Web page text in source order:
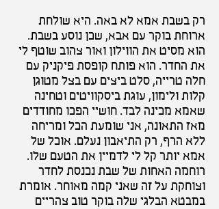
רק בשבת אמא לא באה. היא שולחת
ארוחת בוקר עם אבא, שכן נוסע בשבת.
הוא מסיט את הווילון ואור צהוב שוטף לי
את החדר. הוא פותח קופסת פיקניק עם
חלה טרייה, סלט ביצים עם בצל מטוגן
קלות ולימון, עוגת ביסקוויטים וטחינה
שאמא מכינה לבד. חושיי הפכו מחודדים
מאז התאונה, אני שומעת הכל ומריחה
ללא הרף, רק התיאבון נעלם. אוכל של
אמא יותר קל לי לדמיין את הטעם שלו.
רוחמה האחות של שבת נכנסת לחדר
וצוחקת על זה שאני קמה מאוחר. אומרת
במבטא הבלגי שלה בוקר טוב צהריים